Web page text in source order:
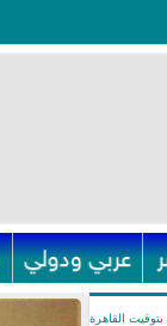
عربي ودولي
بتوقيت القاهرة